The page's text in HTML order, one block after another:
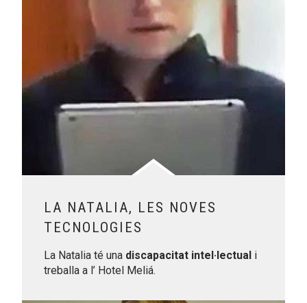
LA NATALIA, LES NOVES
TECNOLOGIES
La Natalia té una discapacitat intel·lectual i
treballa a l’ Hotel Meliá.